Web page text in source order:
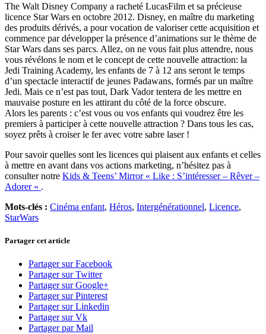
The Walt Disney Company a racheté LucasFilm et sa précieuse
licence Star Wars en octobre 2012. Disney, en maître du marketing
des produits dérivés, a pour vocation de valoriser cette acquisition et
commence par développer la présence d’animations sur le thème de
Star Wars dans ses parcs. Allez, on ne vous fait plus attendre, nous
vous révélons le nom et le concept de cette nouvelle attraction: la
Jedi Training Academy, les enfants de 7 à 12 ans seront le temps
d’un spectacle interactif de jeunes Padawans, formés par un maître
Jedi. Mais ce n’est pas tout, Dark Vador tentera de les mettre en
mauvaise posture en les attirant du côté de la force obscure.
Alors les parents : c’est vous ou vos enfants qui voudrez être les
premiers à participer à cette nouvelle attraction ? Dans tous les cas,
soyez prêts à croiser le fer avec votre sabre laser !
Pour savoir quelles sont les licences qui plaisent aux enfants et celles
à mettre en avant dans vos actions marketing, n’hésitez pas à
consulter notre Kids & Teens’ Mirror « Like : S’intéresser – Rêver –
Adorer « .
Mots-clés : Cinéma enfant, Héros, Intergénérationnel, Licence,
StarWars
Partager cet article
Partager sur Facebook
Partager sur Twitter
Partager sur Google+
Partager sur Pinterest
Partager sur Linkedin
Partager sur Vk
Partager par Mail